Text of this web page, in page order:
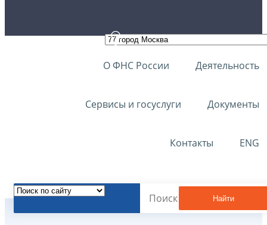
О ФНС России Деятельность
Сервисы и госуслуги Документы
Контакты ENG
Найти